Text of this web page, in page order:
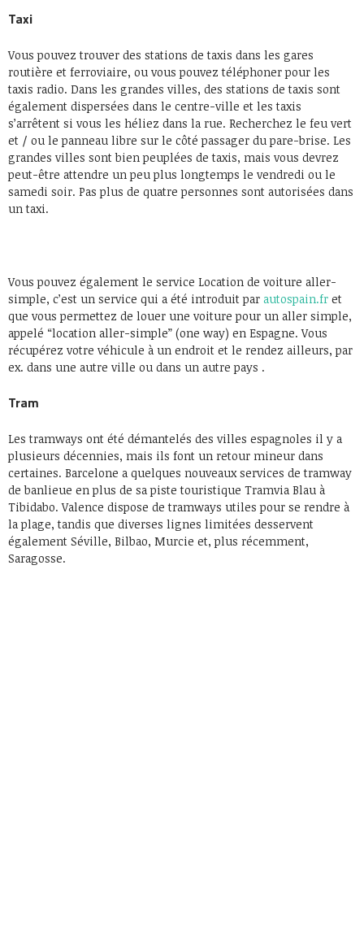
Taxi
Vous pouvez trouver des stations de taxis dans les gares
routière et ferroviaire, ou vous pouvez téléphoner pour les
taxis radio. Dans les grandes villes, des stations de taxis sont
également dispersées dans le centre-ville et les taxis
s’arrêtent si vous les héliez dans la rue. Recherchez le feu vert
et / ou le panneau libre sur le côté passager du pare-brise. Les
grandes villes sont bien peuplées de taxis, mais vous devrez
peut-être attendre un peu plus longtemps le vendredi ou le
samedi soir. Pas plus de quatre personnes sont autorisées dans
un taxi.
Vous pouvez également le service Location de voiture aller-
simple, c’est un service qui a été introduitpar autospain.fr et
que vous permettez de louer une voiture pour un aller simple,
appelé “location aller-simple” (one way) en Espagne. Vous
récupérez votre véhicule à un endroit et le rendez ailleurs, par
ex. dans une autre ville ou dans un autre pays .
Tram
Les tramways ont été démantelés des villes espagnoles il y a
plusieurs décennies, mais ils font un retour mineur dans
certaines. Barcelone a quelques nouveaux services de tramway
de banlieue en plus de sa piste touristique Tramvia Blau à
Tibidabo. Valence dispose de tramways utiles pour se rendre à
la plage, tandis que diverses lignes limitées desservent
également Séville, Bilbao, Murcie et, plus récemment,
Saragosse.